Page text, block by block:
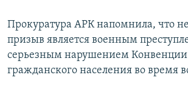
Прокуратура АРК напомнила, что
призыв является военным
серьезным нарушением Конвенции
гражданского населения во время